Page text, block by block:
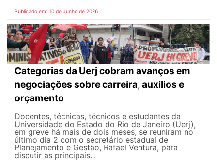
Publicado em: 10 de Junho de 2026
Categorias da Uerj cobram avanços em
negociações sobre carreira, auxílios e
orçamento
Docentes, técnicas, técnicos e estudantes da
Universidade do Estado do Rio de Janeiro (Uerj),
em greve há mais de dois meses, se reuniram no
último dia 2 com o secretário estadual de
Planejamento e Gestão, Rafael Ventura, para
discutir as principais...